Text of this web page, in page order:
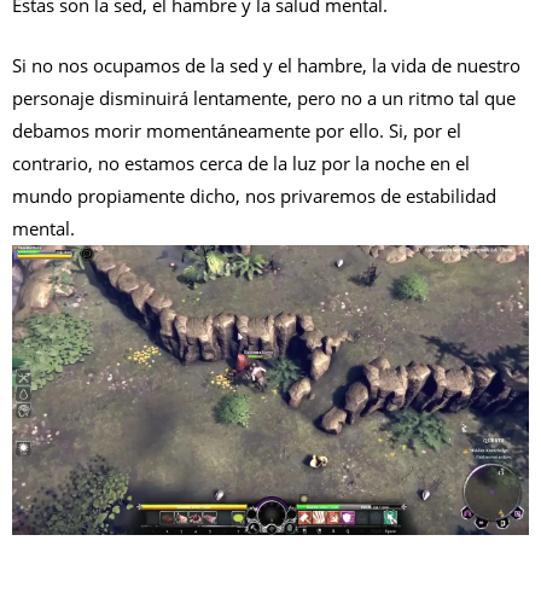
Estas son la sed, el hambre y la salud mental.
Si no nos ocupamos de la sed y el hambre, la vida de nuestro
personaje disminuirá lentamente, pero no a un ritmo tal que
debamos morir momentáneamente por ello. Si, por el
contrario, no estamos cerca de la luz por la noche en el
mundo propiamente dicho, nos privaremos de estabilidad
mental.